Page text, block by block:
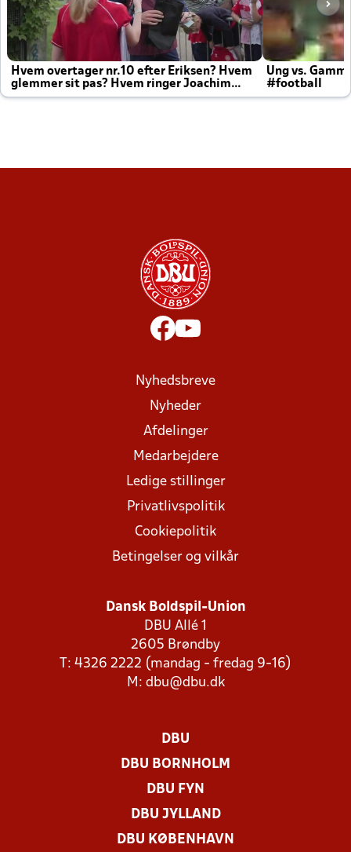
Hvem overtager nr.10 efter Eriksen? Hvem
glemmer sit pas? Hvem ringer Joachim
altid til efter kampe?
Ung vs.
#football
Nyhedsbreve
Nyheder
Afdelinger
Medarbejdere
Ledige stillinger
Privatlivspolitik
Cookiepolitik
Betingelser og vilkår
Dansk Boldspil-Union
DBU Allé 1
2605 Brøndby
T: 4326 2222 (mandag - fredag 9-16)
M: dbu@dbu.dk
DBU
DBU BORNHOLM
DBU FYN
DBU JYLLAND
DBU KØBENHAVN